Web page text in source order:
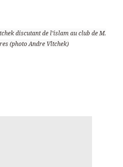
discutant de l’islam au club de M.
(photo Andre Vltchek)